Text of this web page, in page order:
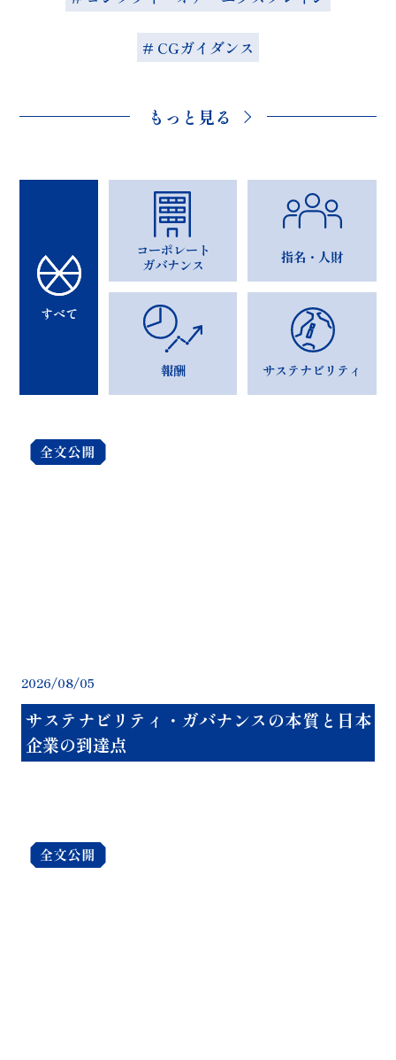
# CGガイダンス
もっと見る
すべて
コーポレート
ガバナンス
指名・人財
報酬 サステナビリティ
2026/08/05
サステナビリティ・ガバナンスの本質と日本
企業の到達点